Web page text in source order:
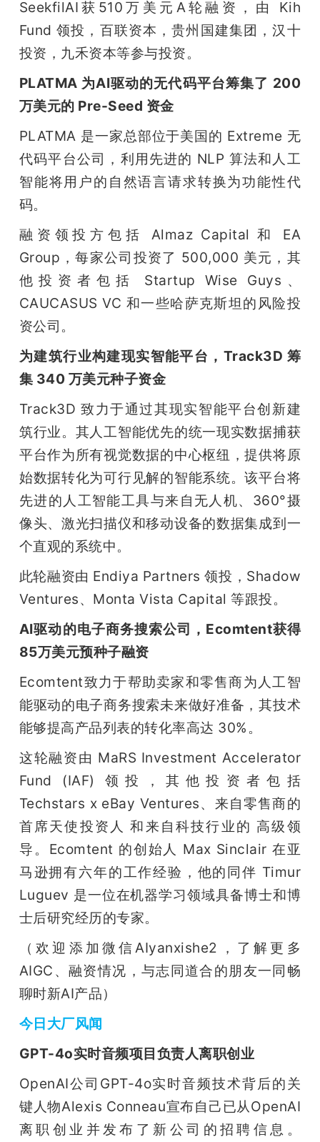
SeekfilAI获510万美元A轮融资，由 Kih
Fund 领投，百联资本，贵州国建集团，汉十
投资，九禾资本等参与投资。
PLATMA 为AI驱动的无代码平台筹集了 200
万美元的 Pre-Seed 资金
PLATMA 是一家总部位于美国的 Extreme 无
代码平台公司，利用先进的 NLP 算法和人工
智能将用户的自然语言请求转换为功能性代
码。
融资领投方包括 Almaz Capital 和 EA
Group，每家公司投资了 500,000 美元，其
他投资者包括 Startup Wise Guys、
CAUCASUS VC 和一些哈萨克斯坦的风险投
资公司。
为建筑行业构建现实智能平台，Track3D 筹
集 340 万美元种子资金
Track3D 致力于通过其现实智能平台创新建
筑行业。其人工智能优先的统一现实数据捕获
平台作为所有视觉数据的中心枢纽，提供将原
始数据转化为可行见解的智能系统。该平台将
先进的人工智能工具与来自无人机、360°摄
像头、激光扫描仪和移动设备的数据集成到一
个直观的系统中。
此轮融资由 Endiya Partners 领投，Shadow
Ventures、Monta Vista Capital 等跟投。
AI驱动的电子商务搜索公司，Ecomtent获得
85万美元预种子融资
Ecomtent致力于帮助卖家和零售商为人工智
能驱动的电子商务搜索未来做好准备，其技术
能够提高产品列表的转化率高达 30%。
这轮融资由 MaRS Investment Accelerator
Fund (IAF) 领投，其他投资者包括
Techstars x eBay Ventures、来自零售商的
首席天使投资人 和来自科技行业的 高级领
导。Ecomtent 的创始人 Max Sinclair 在亚
马逊拥有六年的工作经验，他的同伴 Timur
Luguev 是一位在机器学习领域具备博士和博
士后研究经历的专家。
（欢迎添加微信AIyanxishe2，了解更多
AIGC、融资情况，与志同道合的朋友一同畅
聊时新AI产品）
今日大厂风闻
GPT-4o实时音频项目负责人离职创业
OpenAI公司GPT-4o实时音频技术背后的关
键人物Alexis Conneau宣布自己已从OpenAI
离职创业并发布了新公司的招聘信息。